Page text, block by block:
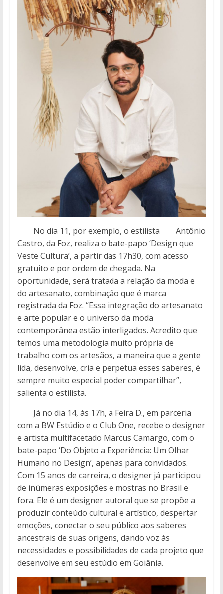
No dia 11, por exemplo, o estilista Antônio
Castro, da Foz, realiza o bate-papo ‘Design que
Veste Cultura’, a partir das 17h30, com acesso
gratuito e por ordem de chegada. Na
oportunidade, será tratada a relação da moda e
do artesanato, combinação que é marca
registrada da Foz. “Essa integração do artesanato
e arte popular e o universo da moda
contemporânea estão interligados. Acredito que
temos uma metodologia muito própria de
trabalho com os artesãos, a maneira que a gente
lida, desenvolve, cria e perpetua esses saberes, é
sempre muito especial poder compartilhar”,
salienta o estilista.
Já no dia 14, às 17h, a Feira D., em parceria
com a BW Estúdio e o Club One, recebe o designer
e artista multifacetado Marcus Camargo, com o
bate-papo ‘Do Objeto a Experiência: Um Olhar
Humano no Design’, apenas para convidados.
Com 15 anos de carreira, o designer já participou
de inúmeras exposições e mostras no Brasil e
fora. Ele é um designer autoral que se propõe a
produzir conteúdo cultural e artístico, despertar
emoções, conectar o seu público aos saberes
ancestrais de suas origens, dando voz às
necessidades e possibilidades de cada projeto que
desenvolve em seu estúdio em Goiânia.